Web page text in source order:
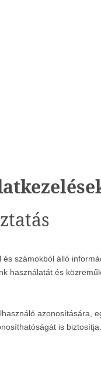
számokból álló
használatát és
azonosítására,
is